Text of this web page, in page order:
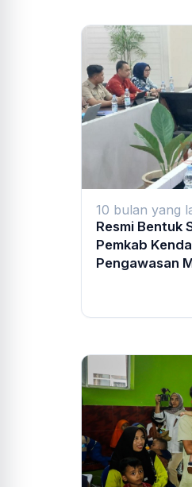
10 bulan yang
Resmi Bentuk
Pemkab
Pengawasan